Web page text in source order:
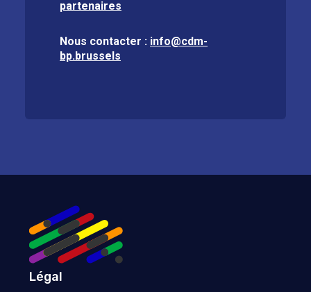
partenaires
Nous contacter : info@cdm-
bp.brussels
Légal